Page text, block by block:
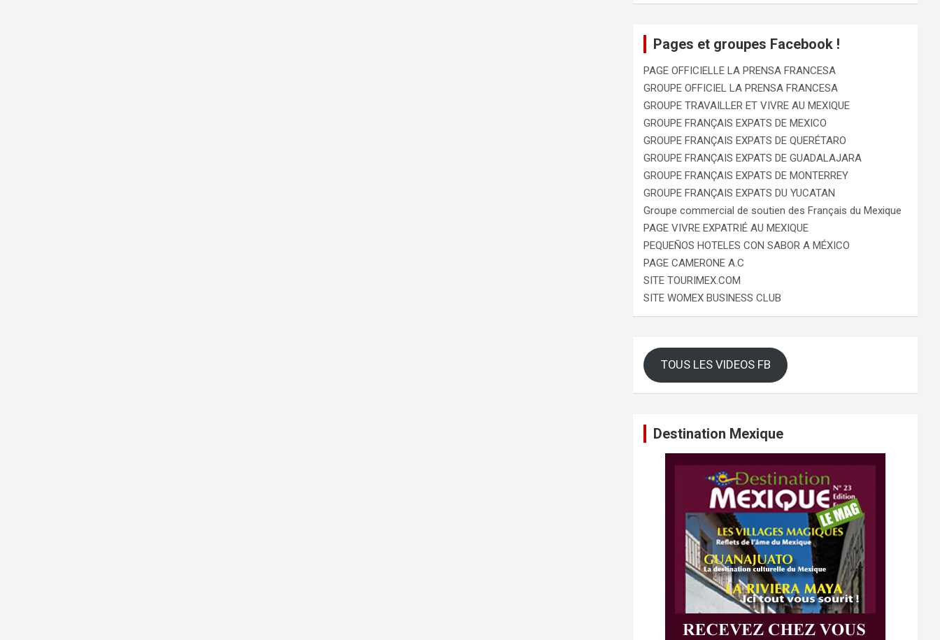
Pages et groupes Facebook !
PAGE OFFICIELLE LA PRENSA FRANCESA
GROUPE OFFICIEL LA PRENSA FRANCESA
GROUPE TRAVAILLER ET VIVRE AU MEXIQUE
GROUPE FRANÇAIS EXPATS DE MEXICO
GROUPE FRANÇAIS EXPATS DE QUERÉTARO
GROUPE FRANÇAIS EXPATS DE GUADALAJARA
GROUPE FRANÇAIS EXPATS DE MONTERREY
GROUPE FRANÇAIS EXPATS DU YUCATAN
Groupe commercial de soutien des Français du Mexique
PAGE VIVRE EXPATRIÉ AU MEXIQUE
PEQUEÑOS HOTELES CON SABOR A MÉXICO
PAGE CAMERONE A.C
SITE TOURIMEX.COM
SITE WOMEX BUSINESS CLUB
TOUS LES VIDEOS FB
Destination Mexique